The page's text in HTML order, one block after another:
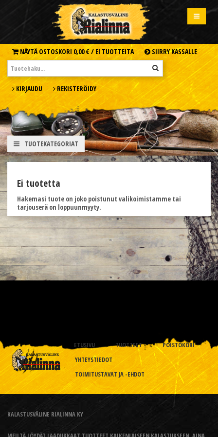
NÄYTÄ OSTOSKORI 0,00 € / EI TUOTTEITA SIIRRY KASSALLE
KIRJAUDU REKISTERÖIDY
TUOTEKATEGORIAT
Ei tuotetta
Hakemasi tuote on joko poistunut valikoimistamme tai
tarjouserä on loppuunmyyty.
ETUSIVU TUOTTEET
POISTOKORI
YHTEYSTIEDOT
TOIMITUSTAVAT JA -EHDOT
KALASTUSVÄLINE RIALINNA KY